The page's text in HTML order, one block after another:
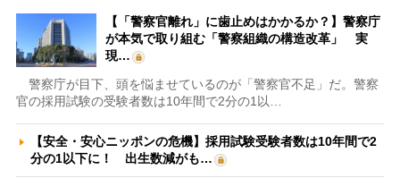
【「警察官離れ」に歯止めはかかるか？】警察庁
が本気で取り組む「警察組織の構造改革」 実
現…
警察庁が目下、頭を悩ませているのが「警察官不足」だ。警察
官の採用試験の受験者数は10年間で2分の1以…
【安全・安心ニッポンの危機】採用試験受験者数は10年間で2
分の1以下に！ 出生数減がも…